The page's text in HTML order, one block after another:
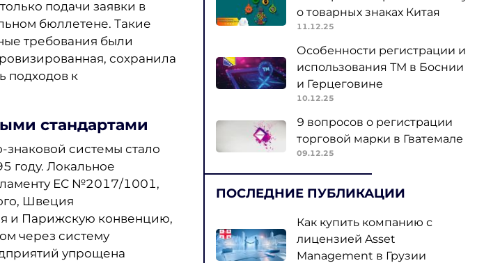
подачи заявки в
бюллетене. Такие
требования были
сохранила
подходов к
стандартами
системы стало
году. Локальное
ЕС №2017/1001,
Швеция
и Парижскую конвенцию,
через систему
упрощена
о товарных знаках Китая
11.12.25
Особенности регистрации и
использования ТМ в Боснии
и Герцеговине
10.12.25
9 вопросов о регистрации
торговой марки в Гватемале
09.12.25
ПОСЛЕДНИЕ ПУБЛИКАЦИИ
Как купить компанию с
лицензией Asset
Management в Грузии